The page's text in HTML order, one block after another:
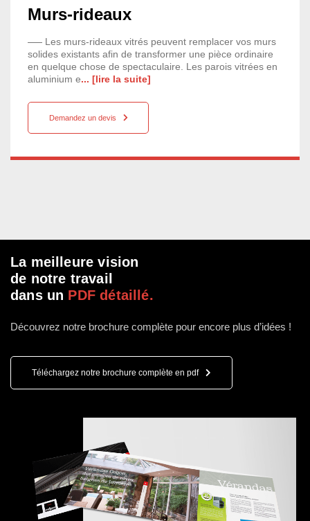
Murs-rideaux
Les murs-rideaux vitrés peuvent remplacer vos murs
solides existants afin de transformer une pièce ordinaire
en quelque chose de spectaculaire. Les parois vitrées en
aluminium e... [lire la suite]
Demandez un devis
La meilleure vision
de notre travail
dans un PDF détaillé.
Découvrez notre brochure complète pour encore plus d’idées !
Téléchargez notre brochure complète en pdf